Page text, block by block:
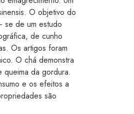
O objetivo do
se de um estudo
de cunho
Os artigos foram
O chá demonstra
da gordura.
e os efeitos a
são